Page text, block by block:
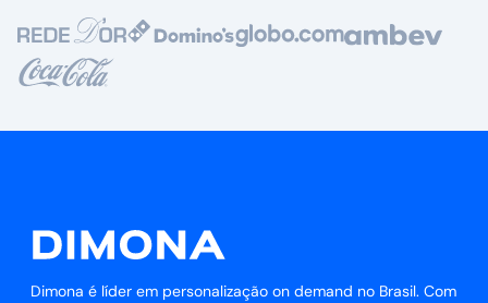
Dimona é líder em personalização on demand no Brasil. Com